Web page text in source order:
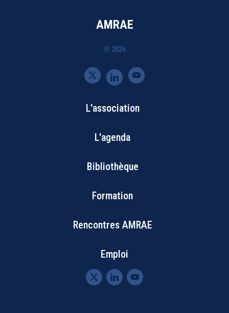
AMRAE
® 2026
Bottom
Footer
Menu
L'association
L'agenda
Bibliothèque
Formation
Rencontres AMRAE
Emploi